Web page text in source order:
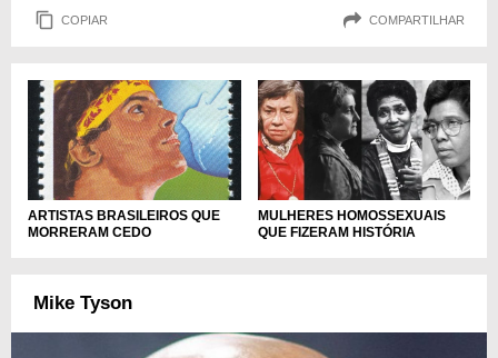
COPIAR COMPARTILHAR
ARTISTAS BRASILEIROS QUE
MORRERAM CEDO
MULHERES HOMOSSEXUAIS
QUE FIZERAM HISTÓRIA
Mike Tyson